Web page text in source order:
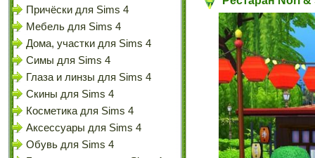
Причёски для Sims 4
Мебель для Sims 4
Дома, участки для Sims 4
Симы для Sims 4
Глаза и линзы для Sims 4
Скины для Sims 4
Косметика для Sims 4
Аксессуары для Sims 4
Обувь для Sims 4